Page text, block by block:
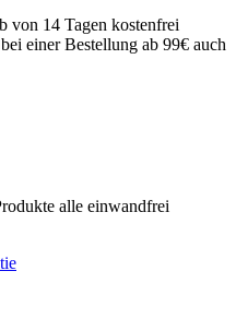
von 14 Tagen kostenfrei
einer Bestellung ab 99€ auch
alle einwandfrei